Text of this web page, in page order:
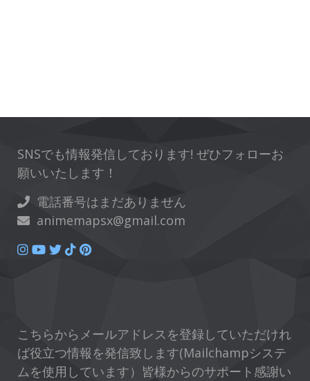
SNSでも情報発信しております! ぜひフォローお
願いいたします！
電話番号はまだありません
animemapsx@gmail.com
こちらからメールアドレスを登録していただけれ
ば役立つ情報を発信致します(Mailchampシステ
ムを使用しています）皆様からのサポート感謝い